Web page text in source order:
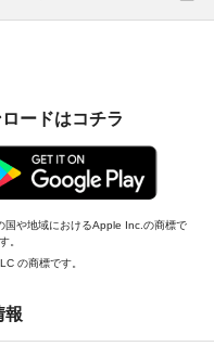
ードはコチラ
や地域におけるApple Inc.の商標で
。
の商標です。
報